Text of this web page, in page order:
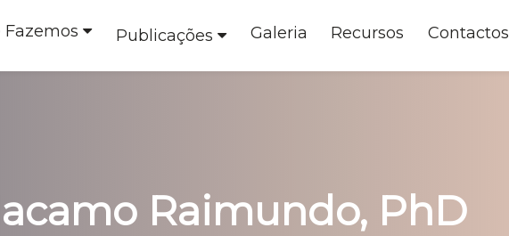
Fazemos Publicações Galeria Recursos Contactos
Raimundo, PhD